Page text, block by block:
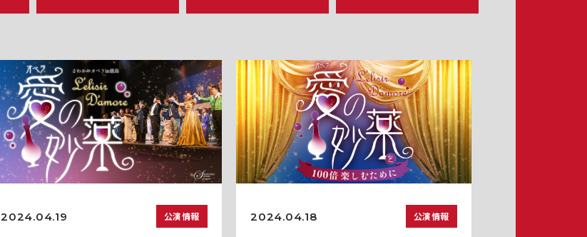
2024.04.19 公演情報 2024.04.18 公演情報